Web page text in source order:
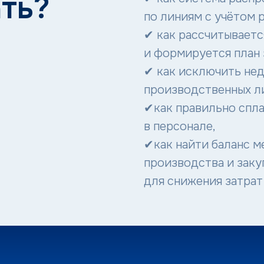
по линиям с учётом
✔ как
и формируется план
✔ как исключить
производственных
✔как правильно
в персонале,
✔как найти баланс
производства и
для снижения